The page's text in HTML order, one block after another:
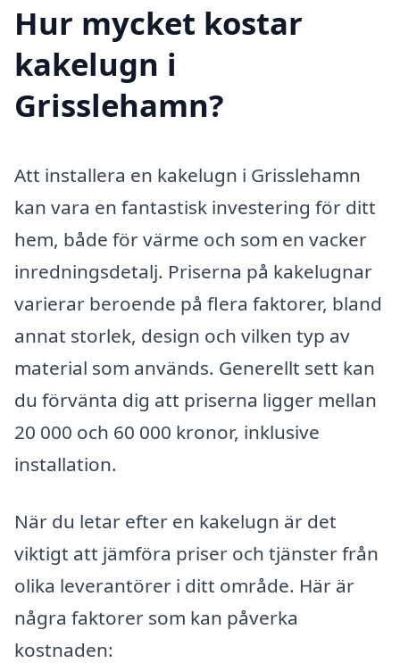
Hur mycket kostar
kakelugn i
Grisslehamn?
Att installera en kakelugn i Grisslehamn
kan vara en fantastisk investering för ditt
hem, både för värme och som en vacker
inredningsdetalj. Priserna på kakelugnar
varierar beroende på flera faktorer, bland
annat storlek, design och vilken typ av
material som används. Generellt sett kan
du förvänta dig att priserna ligger mellan
20 000 och 60 000 kronor, inklusive
installation.
När du letar efter en kakelugn är det
viktigt att jämföra priser och tjänster från
olika leverantörer i ditt område. Här är
några faktorer som kan påverka
kostnaden: